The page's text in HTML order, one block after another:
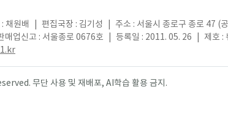
채원배 편집국장 : 김기성 주소 : 서울시 종로구 종로 47 (
매업신고 : 서울종로 0676호 등록일 : 2011. 05. 26 제호 :
무단 사용 및 재배포, AI학습 활용 금지.